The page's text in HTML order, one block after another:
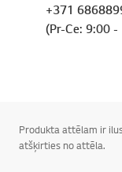
+371
(Pr-Ce: 9:00
Produkta attēlam ir
atšķirties no attēla.